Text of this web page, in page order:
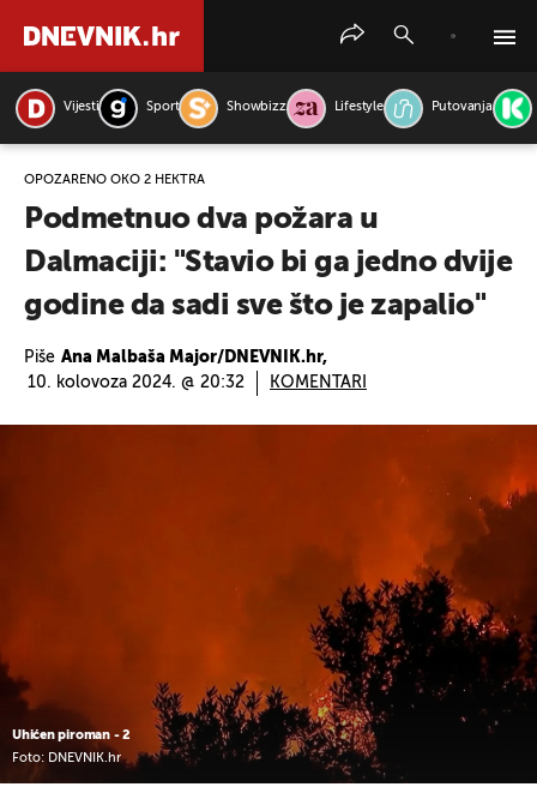
Vijesti Sport Showbizz Lifestyle Putovanja
OPOŽARENO OKO 2 HEKTRA
Podmetnuo dva požara u
Dalmaciji: "Stavio bi ga jedno dvije
godine da sadi sve što je zapalio"
Piše Ana Malbaša Major/DNEVNIK.hr,
10. kolovoza 2024. @ 20:32
KOMENTARI
Uhićen piroman - 2
Foto: DNEVNIK.hr
PRETRAŽITE VIJESTI